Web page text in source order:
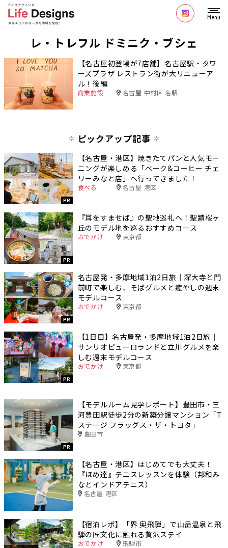
Menu
レ・トレフル ドミニク・ブシェ
【名古屋初登場が7店舗】名古屋駅・タワ
ーズプラザ レストラン街が大リニューア
ル！後編
商業施設 名古屋 中村区 名駅
ピックアップ記事
PR
【名古屋・港区】焼きたてパンと人気モー
ニングが楽しめる「ベーク&コーヒー チェ
リーみなと店」へ行ってきました！
食べる 名古屋 港区
PR
『耳をすませば』の聖地巡礼へ！聖蹟桜ヶ
丘のモデル地を巡るおすすめコース
おでかけ 東京都
PR
名古屋発・多摩地域1泊2日旅｜深大寺と門
前町で楽しむ、そばグルメと癒やしの週末
モデルコース
おでかけ 東京都
PR
【1日目】名古屋発・多摩地域1泊2日旅｜
サンリオピューロランドと立川グルメを楽
しむ週末モデルコース
おでかけ 東京都
PR
【モデルルーム見学レポート】豊田市・三
河豊田駅徒歩2分の新築分譲マンション「T
ステージ フラッグス・ザ・トヨタ」
豊田市
【名古屋・港区】はじめてでも大丈夫！
『ほめ達』テニスレッスンを体験（邦和み
なとインドアテニス）
名古屋 港区
【宿泊レポ】「界 奥飛騨」で山岳温泉と飛
騨の匠文化に触れる贅沢ステイ
おでかけ 飛騨市